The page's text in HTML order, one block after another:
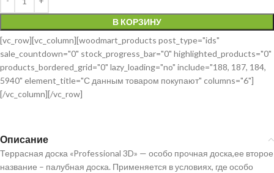
В КОРЗИНУ
[vc_row][vc_column][woodmart_products post_type="ids"
sale_countdown="0" stock_progress_bar="0" highlighted_products="0"
products_bordered_grid="0" lazy_loading="no" include="188, 187, 184,
5940" element_title="С данным товаром покупают" columns="6"]
[/vc_column][/vc_row]
Описание
Террасная доска «Professional 3D» — особо прочная доска,ее второе
название – палубная доска. Применяется в условиях, где особо